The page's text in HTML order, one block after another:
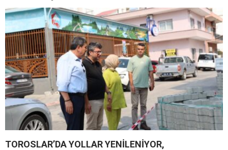
TOROSLAR’DA YOLLAR YENİLENİYOR,